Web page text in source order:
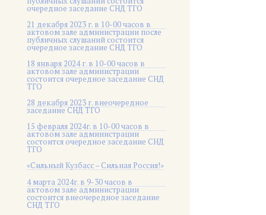
очередное заседание СНД ТГО
21 декабря 2023 г. в 10-00 часов в
актовом зале администрации после
публичных слушаний состоится
очередное заседание СНД ТГО
18 января 2024 г. в 10-00 часов в
актовом зале администрации
состоится очередное заседание СНД
ТГО
28 декабря 2023 г. внеочередное
заседание СНД ТГО
15 февраля 2024г. в 10-00 часов в
актовом зале администрации
состоится очередное заседание СНД
ТГО
«Сильный Кузбасс – Сильная Россия!»
4 марта 2024г. в 9-30 часов в
актовом зале администрации
состоится внеочередное заседание
СНД ТГО